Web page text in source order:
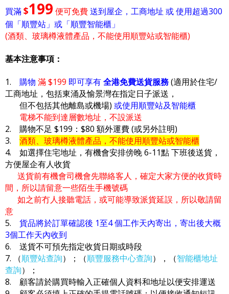
買滿$199 便可免費送到屋企，工商地址 或 使用超過300
個「順豐站」或「順豐智能櫃」
(酒類、玻璃樽液體產品，不能使用順豐站或智能櫃)
基本注意事項：
1. 購物 滿 $199 即可享有全港免費送貨服務(適用於住宅/
工商地址，包括東涌及愉景灣在指定日子派送，
但不包括其他離島或機場) 或使用順豐站及智能櫃
電梯不能到達層數地址，不設派送
2. 購物不足 $199：$80 額外運費 (或另外註明)
3. 酒類、玻璃樽液體產品，不能使用順豐站或智能櫃
4. 如選擇住宅地址，有機會安排傍晚 6-11點 下班後送貨，
方便屋企有人收貨
送貨前有機會司機會先聯絡客人，確定大家方便的收貨時
間，所以請留意一些陌生手機號碼
如之前冇人接聽電話，或可能導致派貨延誤，所以敬請留
意
5. 貨品將於訂單確認後 1至4 個工作天內寄出，寄出後大概
3個工作天內收到
6. 送貨不可預先指定收貨日期或時段
7. （順豐站查詢）；（順豐服務中心查詢），（智能櫃地址
查詢）；
8. 顧客請於購買時輸入正確個人資料和地址以便安排運送